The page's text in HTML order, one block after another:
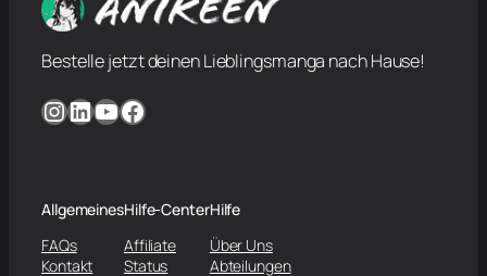
Bestelle jetzt deinen Lieblingsmanga nach Hause!
InstagramLinkedIn YouTube Facebook
Allgemeines
FAQs
Kontakt
Hilfe-Center
Affiliate
Status
Hilfe
Über Uns
Abteilungen